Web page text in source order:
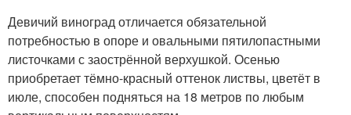
Девичий виноград отличается обязательной
потребностью в опоре и овальными пятилопастными
листочками с заострённой верхушкой. Осенью
приобретает тёмно-красный оттенок листвы, цветёт в
июле, способен подняться на 18 метров по любым